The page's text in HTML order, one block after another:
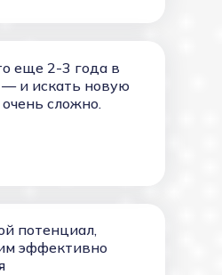
потенциал,
эффективно
еще 2-3 года в
и искать новую
сложно.